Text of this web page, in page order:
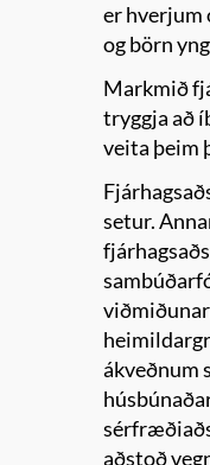
er hverjum
og börn
Markmið
tryggja að
veita þeim
setur.
ákveðnum
aðstoð